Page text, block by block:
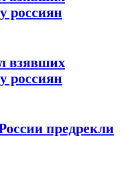
россиян
взявших
россиян
предрекли